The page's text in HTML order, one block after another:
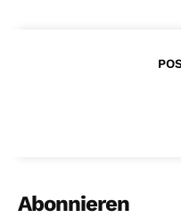
Abonnieren